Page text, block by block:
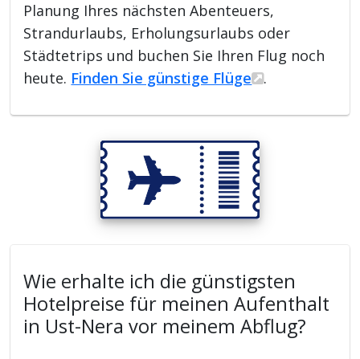
Planung Ihres nächsten Abenteuers,
Strandurlaubs, Erholungsurlaubs oder
Städtetrips und buchen Sie Ihren Flug noch
heute. Finden Sie günstige Flüge .
Wie erhalte ich die günstigsten
Hotelpreise für meinen Aufenthalt
in Ust-Nera vor meinem Abflug?